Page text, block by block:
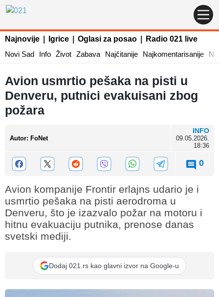
Najnovije Igrice Oglasi za posao
Radio 021 live
Novi Sad
Info Život Zabava Najčitanije Najkomentarisanije
Avion usmrtio pešaka na pisti u
Denveru, putnici evakuisani zbog
požara
Autor: FoNet
INFO
09.05.2026.
18:36
0
Avion kompanije Frontir erlajns udario je i
usmrtio pešaka na pisti aerodroma u
Denveru, što je izazvalo požar na motoru i
hitnu evakuaciju putnika, prenose danas
svetski mediji.
Dodaj 021.rs kao glavni izvor na Google-u